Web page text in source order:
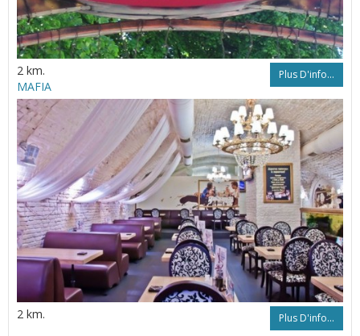
2 km. Plus D'info...
MAFIA
2 km. Plus D'info...